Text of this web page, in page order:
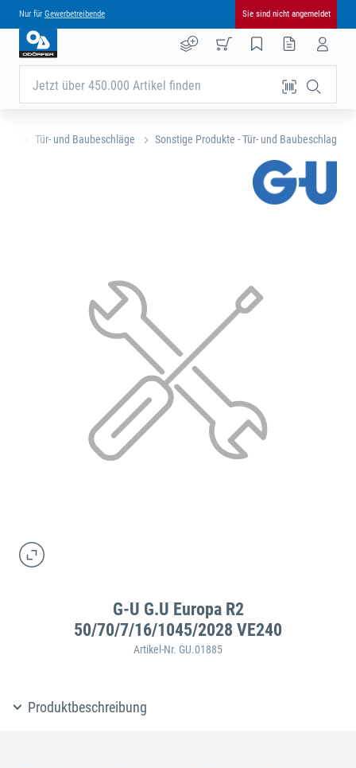
Nur für Gewerbetreibende Sie sind nicht angemeldet
Jetzt über 450.000 Artikel finden
Tür- und Baubeschläge Sonstige Produkte - Tür- und Baubeschlag
G-U G.U Europa R2
50/70/7/16/1045/2028 VE240
Artikel-Nr. GU.01885
Produktbeschreibung